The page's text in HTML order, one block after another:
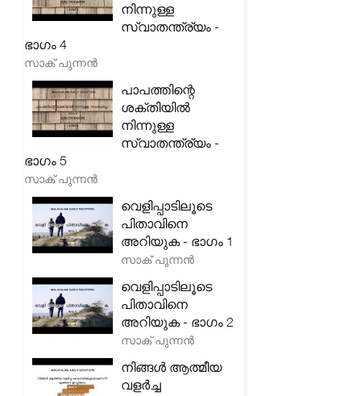
നിന്നുള്ള
സ്വാതന്ത്ര്യം -
ഭാഗം 4
സാക് പുന്നൻ
പാപത്തിന്റെ
ശക്തിയിൽ
നിന്നുള്ള
സ്വാതന്ത്ര്യം -
ഭാഗം 5
സാക് പുന്നൻ
വെളിപ്പാടിലൂടെ
പിതാവിനെ
അറിയുക - ഭാഗം 1
സാക് പുന്നൻ
വെളിപ്പാടിലൂടെ
പിതാവിനെ
അറിയുക - ഭാഗം 2
സാക് പുന്നൻ
നിങ്ങൾ ആത്മീയ
വളർച്ച